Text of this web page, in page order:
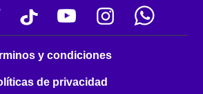
y condiciones
de privacidad